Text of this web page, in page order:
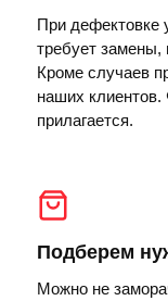
При дефектовке
требует замены,
Кроме случаев
наших
прилагается.
Подберем
Можно не